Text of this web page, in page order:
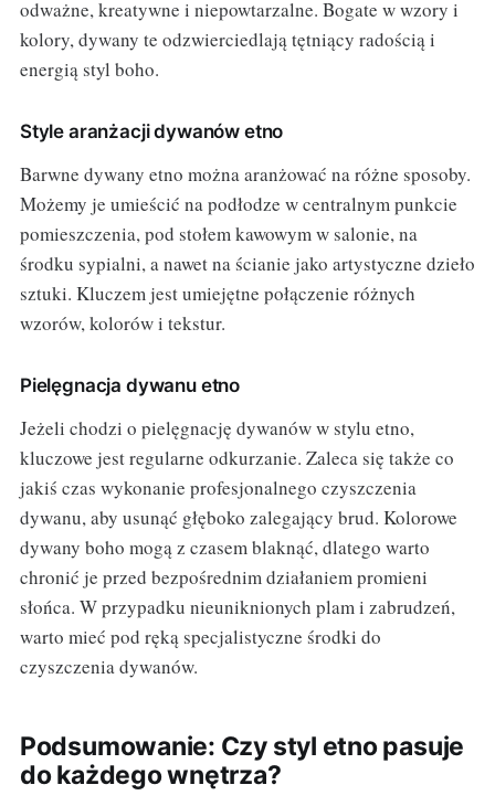
odważne, kreatywne i niepowtarzalne. Bogate w wzory i
kolory, dywany te odzwierciedlają tętniący radością i
energią styl boho.
Style aranżacji dywanów etno
Barwne dywany etno można aranżować na różne sposoby.
Możemy je umieścić na podłodze w centralnym punkcie
pomieszczenia, pod stołem kawowym w salonie, na
środku sypialni, a nawet na ścianie jako artystyczne dzieło
sztuki. Kluczem jest umiejętne połączenie różnych
wzorów, kolorów i tekstur.
Pielęgnacja dywanu etno
Jeżeli chodzi o pielęgnację dywanów w stylu etno,
kluczowe jest regularne odkurzanie. Zaleca się także co
jakiś czas wykonanie profesjonalnego czyszczenia
dywanu, aby usunąć głęboko zalegający brud. Kolorowe
dywany boho mogą z czasem blaknąć, dlatego warto
chronić je przed bezpośrednim działaniem promieni
słońca. W przypadku nieuniknionych plam i zabrudzeń,
warto mieć pod ręką specjalistyczne środki do
czyszczenia dywanów.
Podsumowanie: Czy styl etno pasuje
do każdego wnętrza?